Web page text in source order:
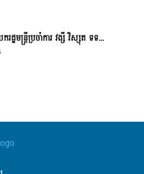
ដ្ឋមន្ត្រីប្រចាំការ វង្សី វិស្សុត ទទ...